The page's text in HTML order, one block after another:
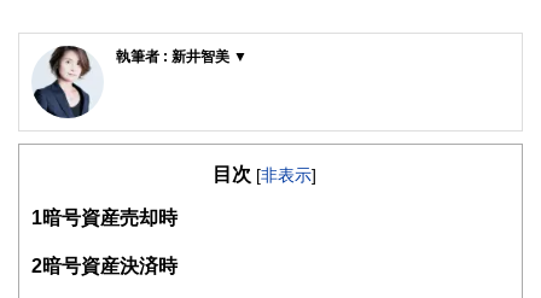
執筆者 : 新井智美 ▼
（保有資格）
・１級ファイナンシャル・プランニング技能士
・DC(確定拠出年金)プランナー
・住宅ローンアドバイザー
マネーコンサルタントとしての個人向け相談、NISA・
目次 [非表示]
1 暗号資産売却時
2暗号資産決済時